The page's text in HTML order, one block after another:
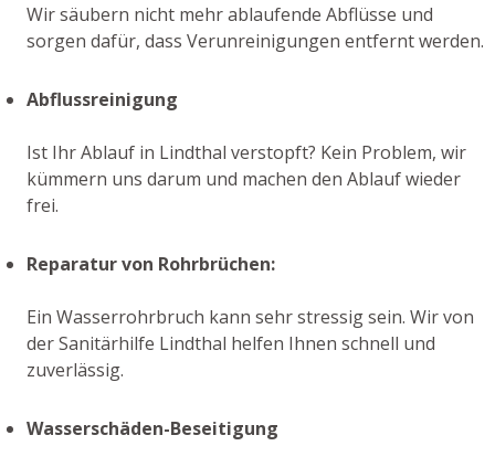
Wir säubern nicht mehr ablaufende Abflüsse und
sorgen dafür, dass Verunreinigungen entfernt werden.
Abflussreinigung
Ist Ihr Ablauf in Lindthal verstopft? Kein Problem, wir
kümmern uns darum und machen den Ablauf wieder
frei.
Reparatur von Rohrbrüchen:
Ein Wasserrohrbruch kann sehr stressig sein. Wir von
der Sanitärhilfe Lindthal helfen Ihnen schnell und
zuverlässig.
Wasserschäden-Beseitigung